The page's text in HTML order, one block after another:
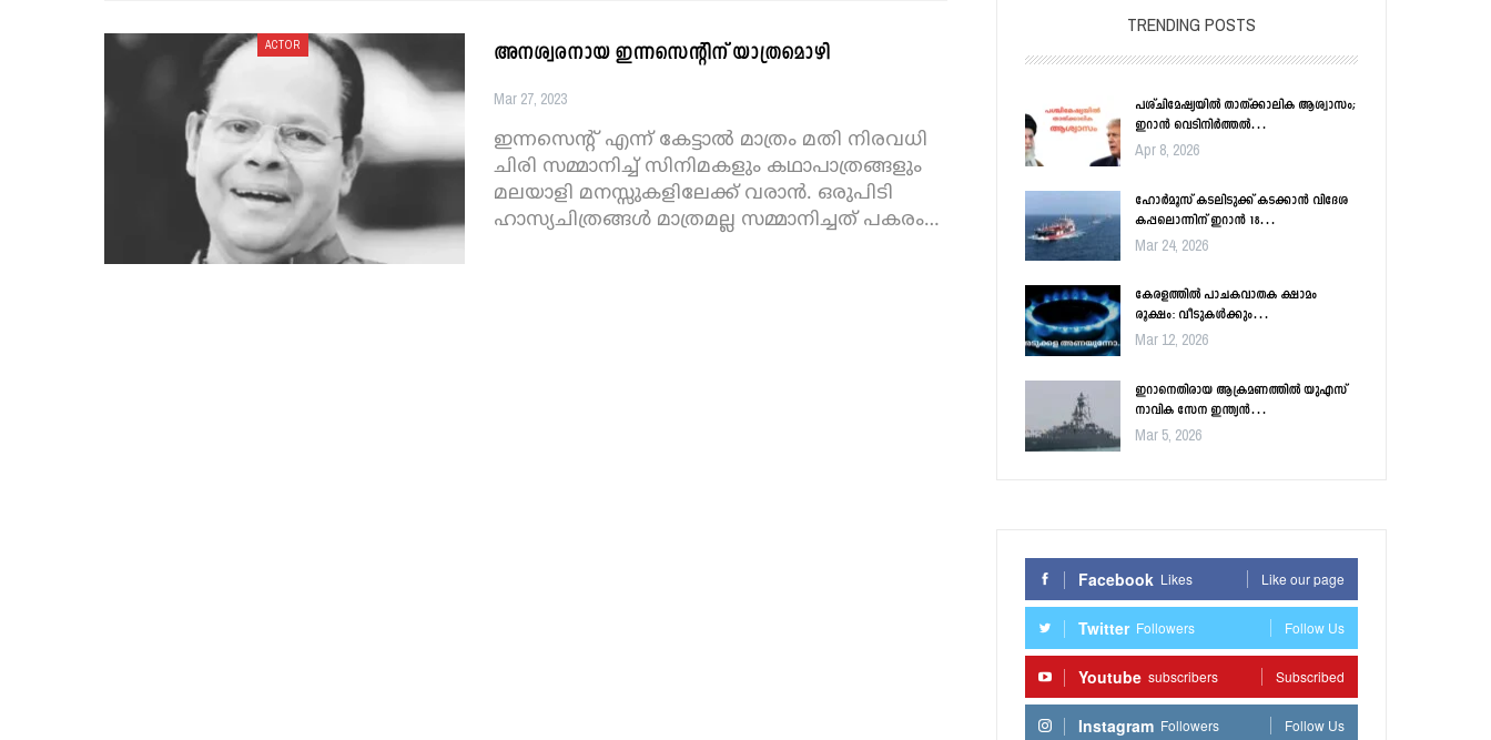
ACTOR അനശ്വരനായ ഇന്നസെന്‍റിന് യാത്രമൊഴി
Mar 27, 2023
ഇന്നസെന്റ് എന്ന് കേട്ടാൽ മാത്രം മതി നിരവധി
ചിരി സമ്മാനിച്ച് സിനിമകളും കഥാപാത്രങ്ങളും
മലയാളി മനസ്സുകളിലേക്ക് വരാൻ. ഒരുപിടി
ഹാസ്യചിത്രങ്ങൾ മാത്രമല്ല സമ്മാനിച്ചത് പകരം…
TRENDING POSTS
പശ്ചിമേഷ്യയിൽ താത്ക്കാലിക ആശ്വാസം;
ഇറാൻ വെടിനിർത്തൽ…
Apr 8, 2026
ഹോർമൂസ് കടലിടുക്ക് കടക്കാൻ വിദേശ
കപ്പലൊന്നിന് ഇറാൻ 18…
Mar 24, 2026
കേരളത്തിൽ പാചകവാതക ക്ഷാമം
രൂക്ഷം: വീടുകൾക്കും…
Mar 12, 2026
ഇറാനെതിരായ ആക്രമണത്തിൽ യുഎസ്
നാവിക സേന ഇന്ത്യൻ…
Mar 5, 2026
Facebook Likes Like our page
Twitter Followers Follow Us
Youtube subscribers Subscribed
Instagram Followers Follow Us